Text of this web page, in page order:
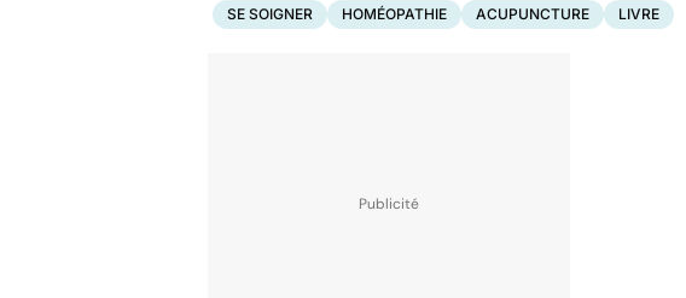
SE SOIGNER HOMÉOPATHIE ACUPUNCTURE LIVRE